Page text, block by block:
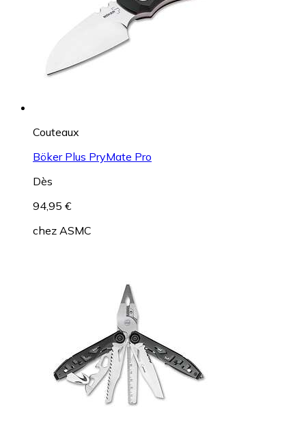
Couteaux
Böker Plus PryMate Pro
Dès
94,95 €
chez ASMC